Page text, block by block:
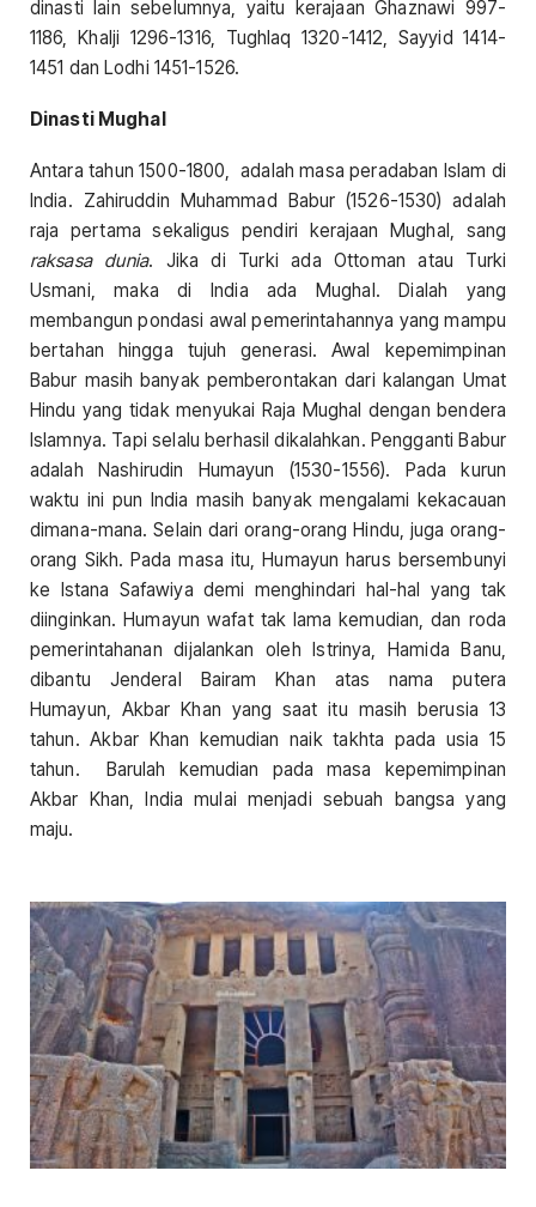
dinasti lain sebelumnya, yaitu kerajaan Ghaznawi 997-
1186, Khalji 1296-1316, Tughlaq 1320-1412, Sayyid 1414-
1451 dan Lodhi 1451-1526.
Dinasti Mughal
Antara tahun 1500-1800, adalah masa peradaban Islam di
India. Zahiruddin Muhammad Babur (1526-1530) adalah
raja pertama sekaligus pendiri kerajaan Mughal, sang
raksasa dunia. Jika di Turki ada Ottoman atau Turki
Usmani, maka di India ada Mughal. Dialah yang
membangun pondasi awal pemerintahannya yang mampu
bertahan hingga tujuh generasi. Awal kepemimpinan
Babur masih banyak pemberontakan dari kalangan Umat
Hindu yang tidak menyukai Raja Mughal dengan bendera
Islamnya. Tapi selalu berhasil dikalahkan. Pengganti Babur
adalah Nashirudin Humayun (1530-1556). Pada kurun
waktu ini pun India masih banyak mengalami kekacauan
dimana-mana. Selain dari orang-orang Hindu, juga orang-
orang Sikh. Pada masa itu, Humayun harus bersembunyi
ke Istana Safawiya demi menghindari hal-hal yang tak
diinginkan. Humayun wafat tak lama kemudian, dan roda
pemerintahanan dijalankan oleh Istrinya, Hamida Banu,
dibantu Jenderal Bairam Khan atas nama putera
Humayun, Akbar Khan yang saat itu masih berusia 13
tahun. Akbar Khan kemudian naik takhta pada usia 15
tahun. Barulah kemudian pada masa kepemimpinan
Akbar Khan, India mulai menjadi sebuah bangsa yang
maju.